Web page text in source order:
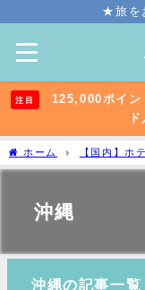
★旅を
注目
125,000ポイン
ホーム 【国内】ホ
沖縄
沖縄の記事一覧